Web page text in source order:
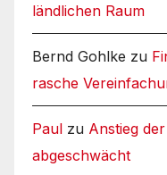
ländlichen Raum
Bernd Gohlke zu
rasche
Paul zu Anstieg
abgeschwächt